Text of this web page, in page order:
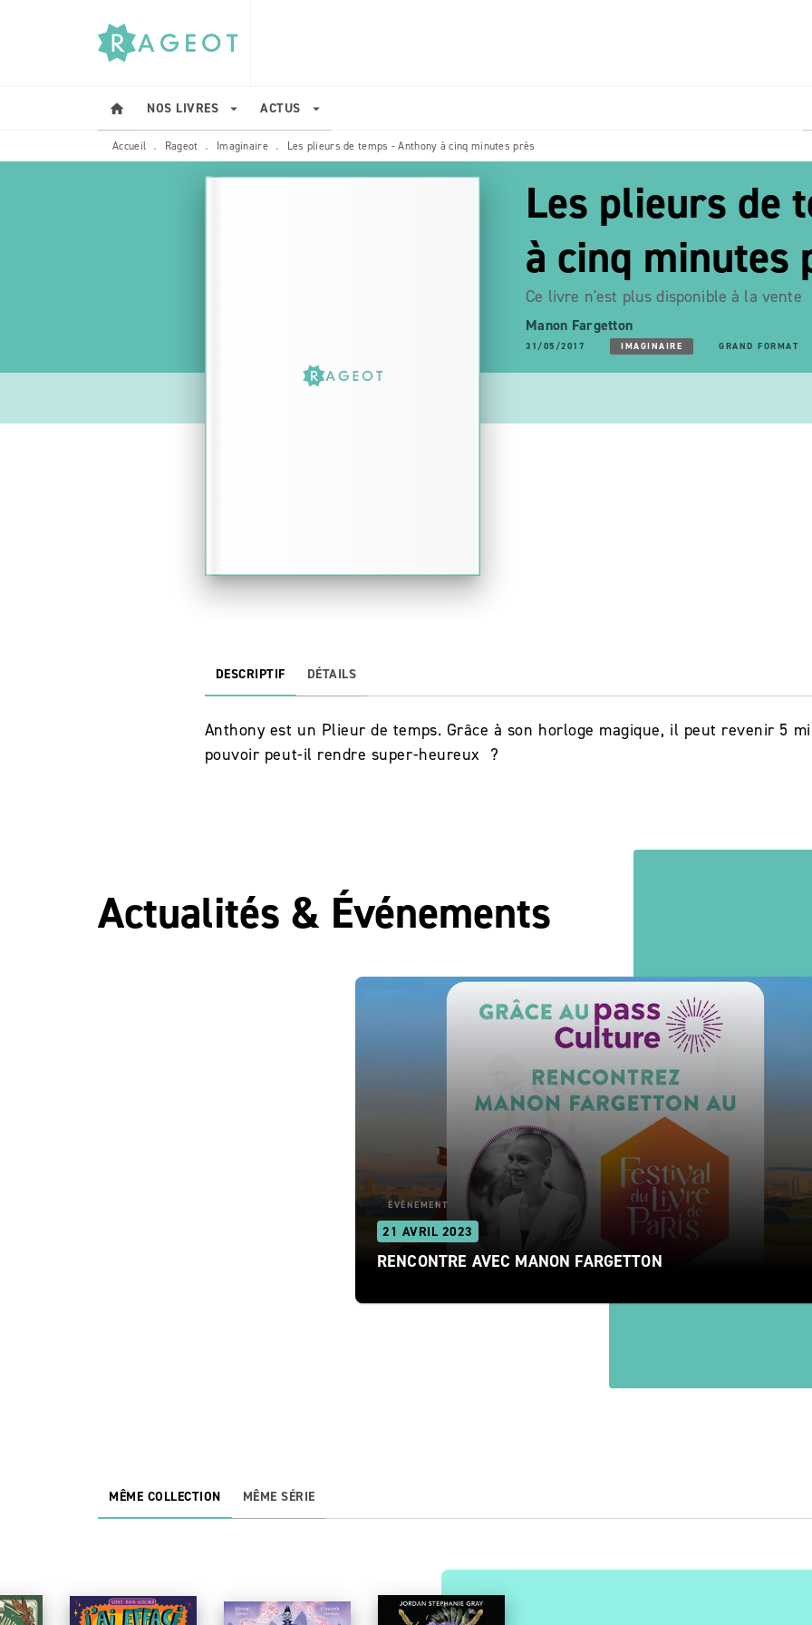
MENU RECHERCHE
home NOS LIVRES arrow_drop_down ACTUS arrow_drop_down
Accueil • Rageot • Imaginaire • Les plieurs de temps - Anthony à cinq minutes près
Les plieurs de
à cinq minutes
Ce livre n'est plus disponible à la vente
Manon Fargetton
31/05/2017 IMAGINAIRE GRAND FORMAT
DESCRIPTIF DÉTAILS
Anthony est un Plieur de temps. Grâce à son horloge magique, il peut revenir 5
pouvoir peut-il rendre super-heureux ?
Actualités & Événements
ÉVÈNEMENT
21 AVRIL 2023
RENCONTRE AVEC MANON FARGETTON
MÊME COLLECTION MÊME SÉRIE